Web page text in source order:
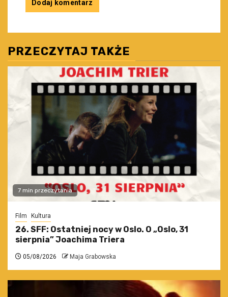
PRZECZYTAJ TAKŻE
7 min przeczytania
Film Kultura
26. SFF: Ostatniej nocy w Oslo. O „Oslo, 31
sierpnia” Joachima Triera
05/08/2026 Maja Grabowska